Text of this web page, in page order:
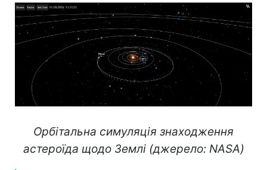
Орбітальна симуляція знаходження
астероїда щодо Землі (джерело: NASA)